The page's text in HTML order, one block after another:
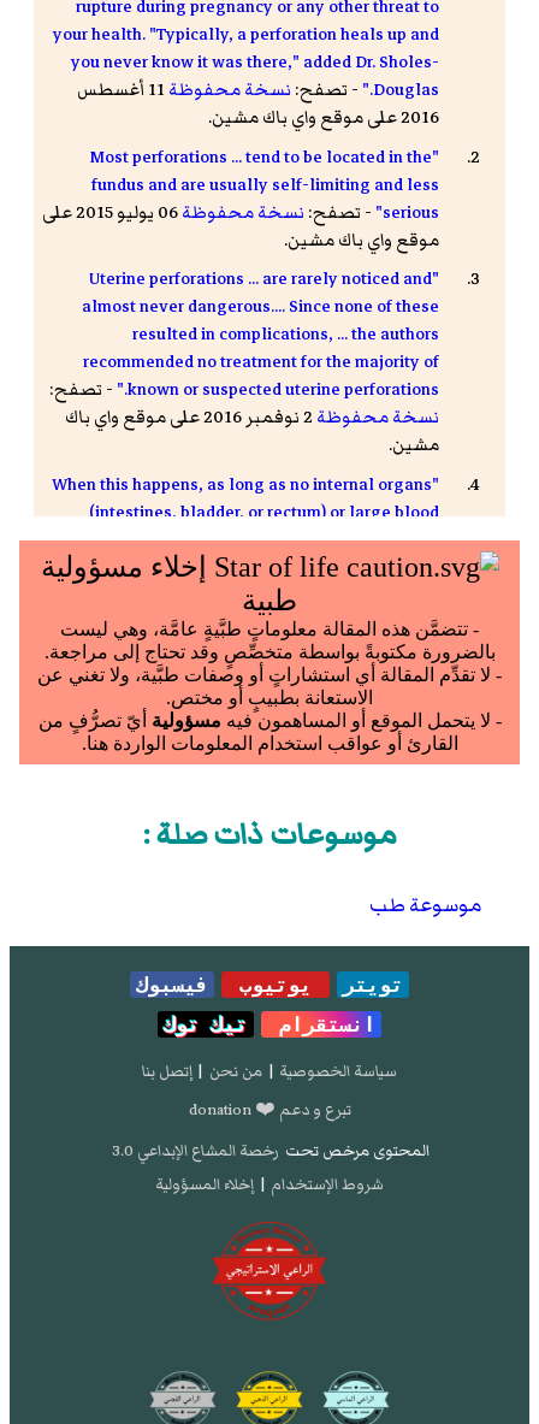
rupture during pregnancy or any other threat to
your health. "Typically, a perforation heals up and
you never know it was there," added Dr. Sholes-
Douglas."
- تصفح: نسخة محفوظة
11 أغسطس
2016 على موقع واي باك مشين.
"Most perforations ... tend to be located in the
fundus and are usually self-limiting and less
serious" - تصفح: نسخة محفوظة
06 يوليو 2015 على
موقع واي باك مشين.
"Uterine perforations ... are rarely noticed and
almost never dangerous.... Since none of these
resulted in complications, ... the authors
recommended no treatment for the majority of
known or suspected uterine perforations." - تصفح:
نسخة محفوظة
2 نوفمبر 2016 على موقع واي باك
مشين.
"When this happens, as long as no internal organs
(intestines, bladder, or rectum) or large blood
vessels are damaged, the hole will almost always
heal itself without further surgery." - تصفح:نسخة
مشين.
"In most cases of perforation there are no long term
consequences." - تصفح:نسخة محفوظة
4 مارس
2016 على موقع واي باك مشين.
utdol.com > Uterine perforation during gynecologic
موسوعات ذات صلة :
موسوعة طب
تويتر يوتيوب
فيسبوك
انستقرام
تيك توك
سياسة الخصوصية | من نحن | إتصل بنا
تبرع و دعم ❤️ donation
المحتوى مرخص تحت رخصة المشاع الإبداعي 3.0
شروط الإستخدام | إخلاء المسؤولية